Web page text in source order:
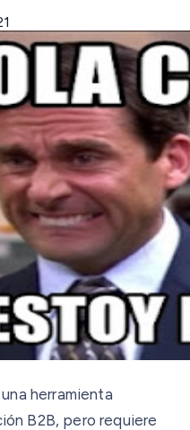
herramienta
B2B, pero requiere